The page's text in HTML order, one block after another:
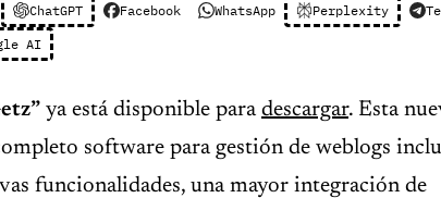
ChatGPT Facebook WhatsApp Perplexity
AI
ya está disponible para descargar. Esta
software para gestión de weblogs
funcionalidades, una mayor integración de